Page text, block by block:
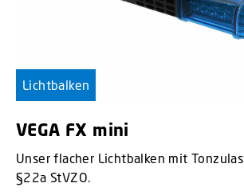
Lichtbalken
VEGA FX mini
Unser flacher Lichtbalken mit
§22a StVZO.